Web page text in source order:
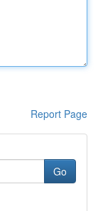
Report Page
Go